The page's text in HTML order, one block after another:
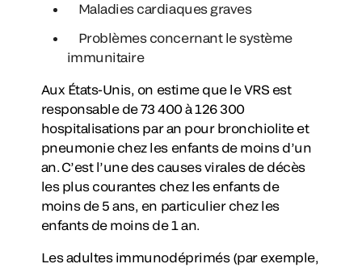
Maladies cardiaques graves
Problèmes concernant le système
immunitaire
Aux États-Unis, on estime que le VRS est
responsable de 73 400 à 126 300
hospitalisations par an pour bronchiolite et
pneumonie chez les enfants de moins d’un
an. C’est l’une des causes virales de décès
les plus courantes chez les enfants de
moins de 5 ans, en particulier chez les
enfants de moins de 1 an.
Les adultes immunodéprimés (par exemple,